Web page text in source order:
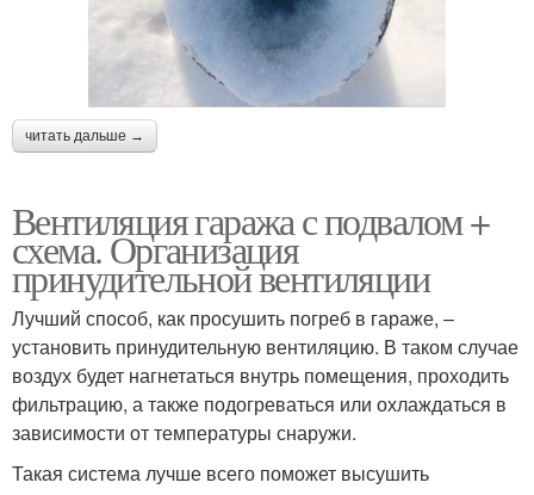
читать дальше →
Вентиляция гаража с подвалом +
схема. Организация
принудительной вентиляции
Лучший способ, как просушить погреб в гараже, –
установить принудительную вентиляцию. В таком случае
воздух будет нагнетаться внутрь помещения, проходить
фильтрацию, а также подогреваться или охлаждаться в
зависимости от температуры снаружи.
Такая система лучше всего поможет высушить